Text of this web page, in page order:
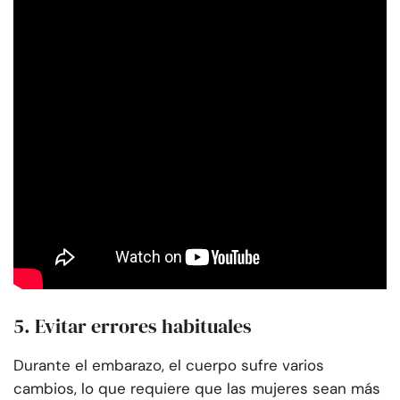
5. Evitar errores habituales
Durante el embarazo, el cuerpo sufre varios
cambios, lo que requiere que las mujeres sean más